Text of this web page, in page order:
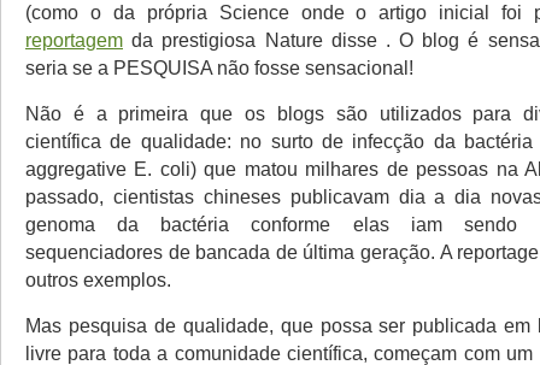
(como o da própria Science onde o artigo inicial foi
reportagem da prestigiosa Nature disse . O blog é
seria se a PESQUISA não fosse sensacional!
Não é a primeira que os blogs são utilizados para
científica de qualidade: no surto de infecção da bactéria
aggregative E. coli) que matou milhares de pessoas na
passado, cientistas chineses publicavam dia a dia
genoma da bactéria conforme elas iam sendo
sequenciadores de bancada de última geração. A
outros exemplos.
Mas pesquisa de qualidade, que possa ser publicada em
livre para toda a comunidade científica, começam com